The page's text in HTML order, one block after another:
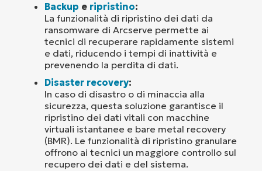
Backup e ripristino:
La funzionalità di ripristino dei dati da
ransomware di Arcserve permette ai
tecnici di recuperare rapidamente sistemi
e dati, riducendo i tempi di inattività e
prevenendo la perdita di dati.
Disaster recovery:
In caso di disastro o di minaccia alla
sicurezza, questa soluzione garantisce il
ripristino dei dati vitali con macchine
virtuali istantanee e bare metal recovery
(BMR). Le funzionalità di ripristino granulare
offrono ai tecnici un maggiore controllo sul
recupero dei dati e del sistema.